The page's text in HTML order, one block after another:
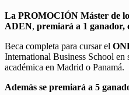
La PROMOCIÓN Máster de
ADEN, premiará a 1 ganador,
Beca completa para cursar el
International Business School en
académica en Madrid o Panamá.
Además se premiará a 5